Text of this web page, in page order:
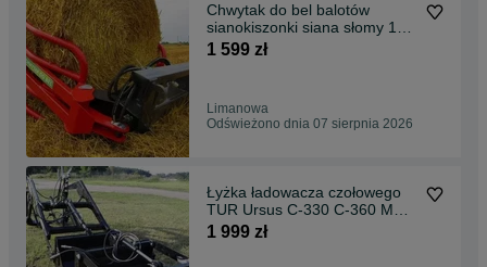
Chwytak do bel balotów
sianokiszonki siana słomy 1
lub 2 siłowniki
1 599 zł
Limanowa
Odświeżono dnia 07 sierpnia 2026
Łyżka ładowacza czołowego
TUR Ursus C-330 C-360 MF
Zetor
1 999 zł